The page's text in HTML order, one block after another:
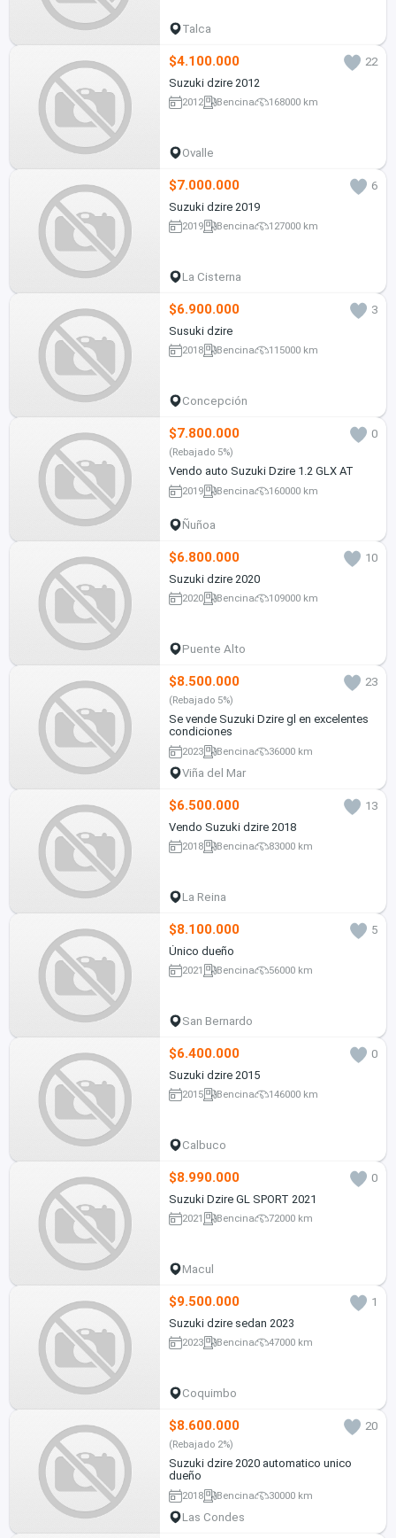
Talca
$4.100.000
22
Suzuki dzire 2012
2012 Bencina 168000 km
Ovalle
$7.000.000
6
Suzuki dzire 2019
2019 Bencina 127000 km
La Cisterna
$6.900.000
3
Susuki dzire
2018 Bencina 115000 km
Concepción
$7.800.000 0
(Rebajado 5%)
Vendo auto Suzuki Dzire 1.2 GLX AT
2019 Bencina 160000 km
Ñuñoa
$6.800.000
10
Suzuki dzire 2020
2020 Bencina 109000 km
Puente Alto
$8.500.000 23
(Rebajado 5%)
Se vende Suzuki Dzire gl en excelentes
condiciones
2023 Bencina 36000 km
Viña del Mar
$6.500.000
13
Vendo Suzuki dzire 2018
2018 Bencina 83000 km
La Reina
$8.100.000
5
Único dueño
2021 Bencina 56000 km
San Bernardo
$6.400.000
0
Suzuki dzire 2015
2015 Bencina 146000 km
Calbuco
$8.990.000
0
Suzuki Dzire GL SPORT 2021
2021 Bencina 72000 km
Macul
$9.500.000
1
Suzuki dzire sedan 2023
2023 Bencina 47000 km
Coquimbo
$8.600.000 20
(Rebajado 2%)
Suzuki dzire 2020 automatico unico
dueño
2018 Bencina 30000 km
Las Condes